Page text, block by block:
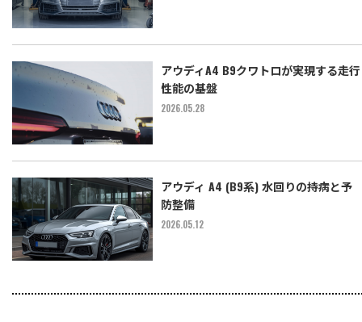
アウディA4 B9クワトロが実現する走行
性能の基盤
2026.05.28
アウディ A4 (B9系) 水回りの持病と予
防整備
2026.05.12